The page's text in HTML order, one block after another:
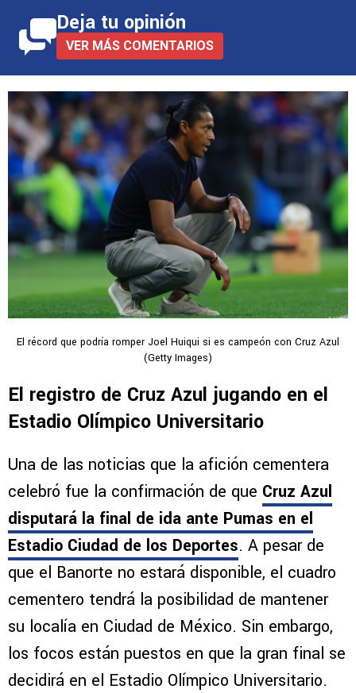
Deja tu opinión
VER MÁS COMENTARIOS
El récord que podría romper Joel Huiqui si es campeón con Cruz Azul
(Getty Images)
El registro de Cruz Azul jugando en el
Estadio Olímpico Universitario
Una de las noticias que la afición cementera
celebró fue la confirmación de que Cruz Azul
disputará la final de ida ante Pumas en el
Estadio Ciudad de los Deportes. A pesar de
que el Banorte no estará disponible, el cuadro
cementero tendrá la posibilidad de mantener
su localía en Ciudad de México. Sin embargo,
los focos están puestos en que la gran final se
decidirá en el Estadio Olímpico Universitario.